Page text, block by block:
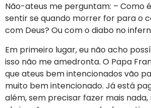
Não-ateus me perguntam: – Como
sentir se quando morrer for para o
com Deus? Ou com o diabo no
Em primeiro lugar, eu não acho
isso não me amedronta. O Papa
que ateus bem intencionados vão
muito bem intencionado. Já está
além, sem precisar fazer mais